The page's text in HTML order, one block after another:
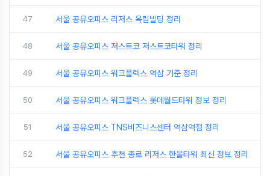
47 서울 공유오피스 리저스 옥림빌딩 정리
48 서울 공유오피스 저스트코 저스트코타워 정리
49 서울 공유오피스 워크플렉스 역삼 기준 정리
50 서울 공유오피스 워크플렉스 롯데월드타워 정보 정리
51 서울 공유오피스 TNS비즈니스센터 역삼역점 정리
52 서울 공유오피스 추천 종로 리저스 한올타워 최신 정보 정리